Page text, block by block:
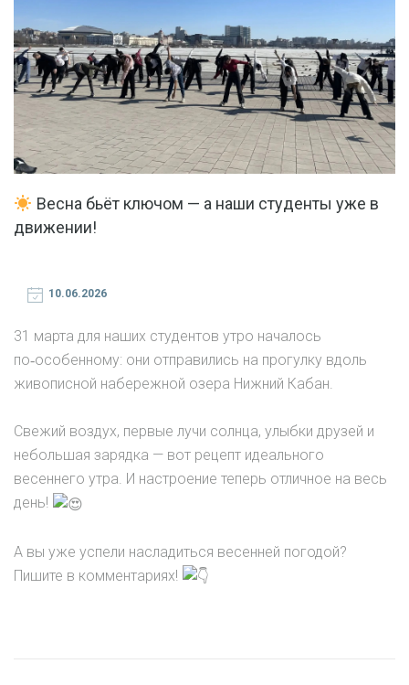
Весна бьёт ключом — а наши студенты уже в
движении!
10.06.2026
31 марта для наших студентов утро началось
по‑особенному: они отправились на прогулку вдоль
живописной набережной озера Нижний Кабан.
Свежий воздух, первые лучи солнца, улыбки друзей и
небольшая зарядка — вот рецепт идеального
весеннего утра. И настроение теперь отличное на весь
день!
А вы уже успели насладиться весенней погодой?
Пишите в комментариях!